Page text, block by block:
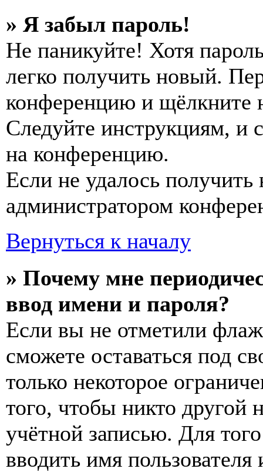
» Я забыл пароль!
Не паникуйте! Хотя
легко получить новый.
конференцию и щёлкните
Следуйте инструкциям, и
на конференцию.
Если не удалось
администратором
Вернуться к началу
» Почему мне
ввод имени и пароля?
Если вы не отметили
сможете оставаться под
только некоторое
того, чтобы никто другой
учётной записью. Для
вводить имя